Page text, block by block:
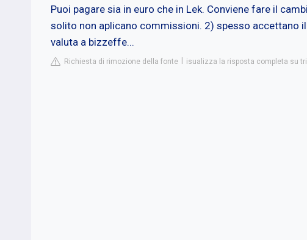
Puoi pagare sia in euro che in Lek. Conviene fare il
solito non aplicano commissioni. 2) spesso accettano
valuta a bizzeffe...
Richiesta di rimozione della fonte isualizza la risposta completa su